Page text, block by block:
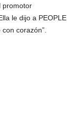
promotor
le dijo a PEOPLE
corazón”.